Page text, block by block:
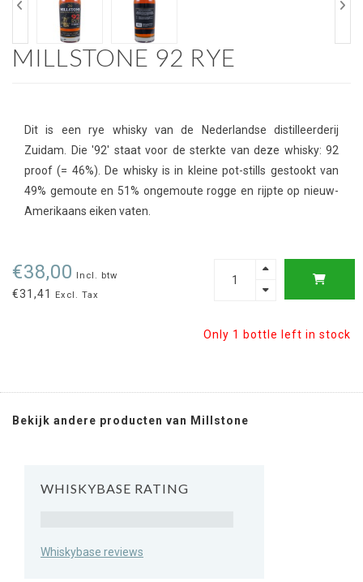
MILLSTONE 92 RYE
Dit is een rye whisky van de Nederlandse distilleerderij
Zuidam. Die '92' staat voor de sterkte van deze whisky: 92
proof (= 46%). De whisky is in kleine pot-stills gestookt van
49% gemoute en 51% ongemoute rogge en rijpte op nieuw-
Amerikaans eiken vaten.
€38,00 Incl. btw
€31,41 Excl. Tax
Only 1 bottle left in stock
Bekijk andere producten van Millstone
WHISKYBASE RATING
Whiskybase reviews